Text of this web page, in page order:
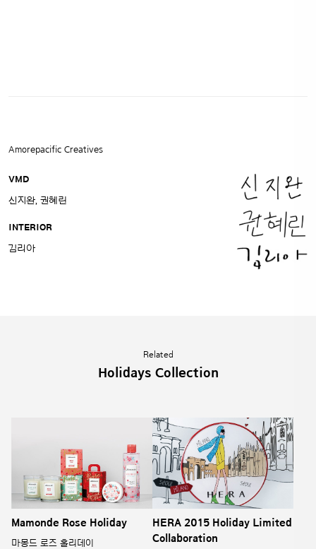
Amorepacific Creatives
VMD
신지완, 권혜린
INTERIOR
김리아
Related
Holidays Collection
Mamonde Rose Holiday
마몽드 로즈 홀리데이
HERA 2015 Holiday Limited
Collaboration